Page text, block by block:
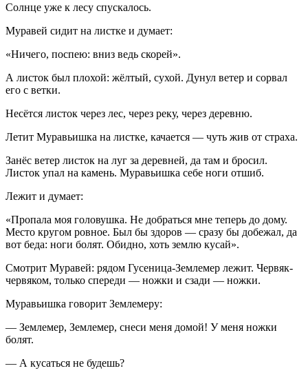
Солнце уже к лесу спускалось.
Муравей сидит на листке и думает:
«Ничего, поспею: вниз ведь скорей».
А листок был плохой: жёлтый, сухой. Дунул ветер и сорвал
его с ветки.
Несётся листок через лес, через реку, через деревню.
Летит Муравьишка на листке, качается — чуть жив от страха.
Занёс ветер листок на луг за деревней, да там и бросил.
Листок упал на камень. Муравьишка себе ноги отшиб.
Лежит и думает:
«Пропала моя головушка. Не добраться мне теперь до дому.
Место кругом ровное. Был бы здоров — сразу бы добежал, да
вот беда: ноги болят. Обидно, хоть землю кусай».
Смотрит Муравей: рядом Гусеница-Землемер лежит. Червяк-
червяком, только спереди — ножки и сзади — ножки.
Муравьишка говорит Землемеру:
— Землемер, Землемер, снеси меня домой! У меня ножки
болят.
— А кусаться не будешь?